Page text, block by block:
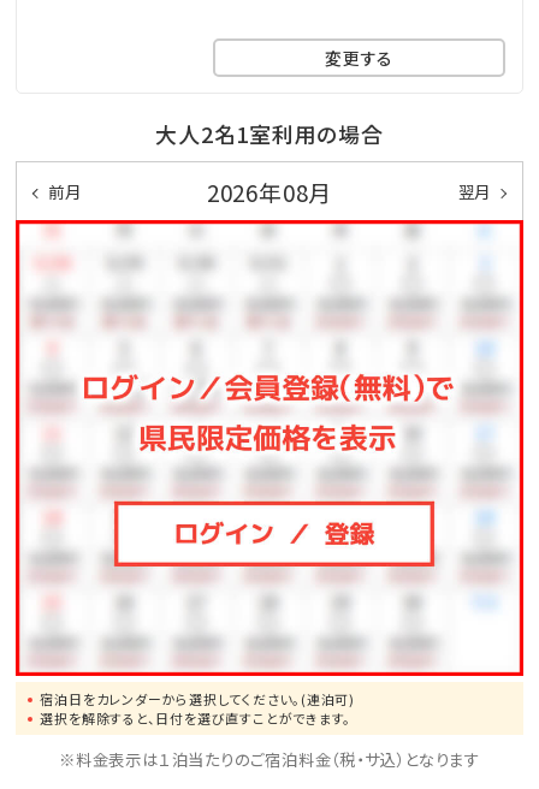
那覇空港からは、お車で約1時間50分ほどの距離に位
②沖縄最大級のグランピング施設
全16棟（ドームテント8棟、キャビン8棟）を誇り、広々と
した空間でプライベートな滞在を楽しめます。
各棟にシャワー・トイレを完備しており、離島の中の大自
然を感じながら、快適にお過ごしいただけます。
③絶景の自然環境
周辺の海は透明度の高いエメラルドグリーン色で、浅瀬
なら肉眼でも底が透けて見えるほど。
白い砂浜、シュノーケリングに最適な美しい海中景観、
水平線に沈むサンセット、満点の星空といった豊かな自
然が最大の魅力です。
④贅沢なアウトドア体験とプライベートテラス
BBQ（食事付きプラン）をご利用のお客様には、新鮮な
季節の野菜が取り放題の「県産島野菜」をご用意してお
ります。
変更する
大人2名1室利用の場合
前月 2026年08月 翌月
宿泊日をカレンダーから選択してください。(連泊可)
選択を解除すると、日付を選び直すことができます。
※料金表示は１泊当たりのご宿泊料金（税・サ込）となります